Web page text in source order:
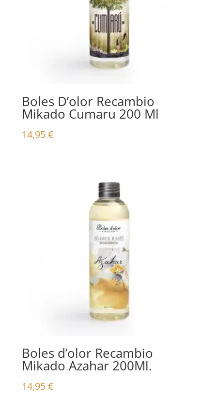
Boles D’olor Recambio
Mikado Cumaru 200 Ml
14,95€
Boles d’olor Recambio
Mikado Azahar 200Ml.
14,95€